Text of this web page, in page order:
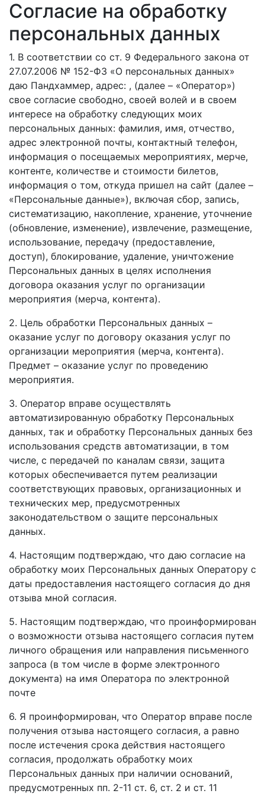
Согласие на обработку
персональных данных
1. В соответствии со ст. 9 Федерального закона от
27.07.2006 № 152-ФЗ «О персональных данных»
даю Пандхаммер, адрес: , (далее – «Оператор»)
свое согласие свободно, своей волей и в своем
интересе на обработку следующих моих
персональных данных: фамилия, имя, отчество,
адрес электронной почты, контактный телефон,
информация о посещаемых мероприятиях, мерче,
контенте, количестве и стоимости билетов,
информация о том, откуда пришел на сайт (далее –
«Персональные данные»), включая сбор, запись,
систематизацию, накопление, хранение, уточнение
(обновление, изменение), извлечение, размещение,
использование, передачу (предоставление,
доступ), блокирование, удаление, уничтожение
Персональных данных в целях исполнения
договора оказания услуг по организации
мероприятия (мерча, контента).
2. Цель обработки Персональных данных –
оказание услуг по договору оказания услуг по
организации мероприятия (мерча, контента).
Предмет – оказание услуг по проведению
мероприятия.
3. Оператор вправе осуществлять
автоматизированную обработку Персональных
данных, так и обработку Персональных данных без
использования средств автоматизации, в том
числе, с передачей по каналам связи, защита
которых обеспечивается путем реализации
соответствующих правовых, организационных и
технических мер, предусмотренных
законодательством о защите персональных
данных.
4. Настоящим подтверждаю, что даю согласие на
обработку моих Персональных данных Оператору с
даты предоставления настоящего согласия до дня
отзыва мной согласия.
5. Настоящим подтверждаю, что проинформирован
о возможности отзыва настоящего согласия путем
личного обращения или направления письменного
запроса (в том числе в форме электронного
документа) на имя Оператора по электронной
почте
6. Я проинформирован, что Оператор вправе после
получения отзыва настоящего согласия, а равно
после истечения срока действия настоящего
согласия, продолжать обработку моих
Персональных данных при наличии оснований,
предусмотренных пп. 2-11 ст. 6, ст. 2 и ст. 11